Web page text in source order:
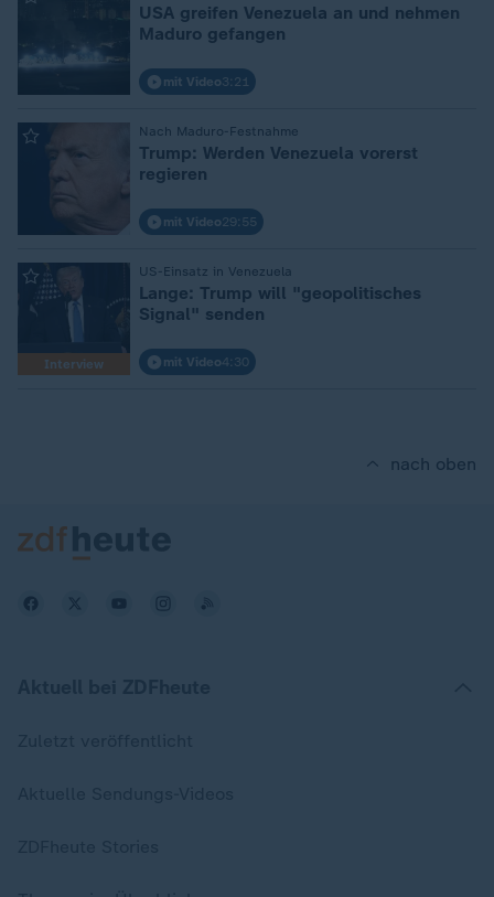
USA greifen Venezuela an und nehmen
Maduro gefangen
mit Video3:21
Nach Maduro-Festnahme
Trump: Werden Venezuela vorerst
regieren
mit Video29:55
Interview
US-Einsatz in Venezuela
Lange: Trump will "geopolitisches
Signal" senden
mit Video4:30
nach oben